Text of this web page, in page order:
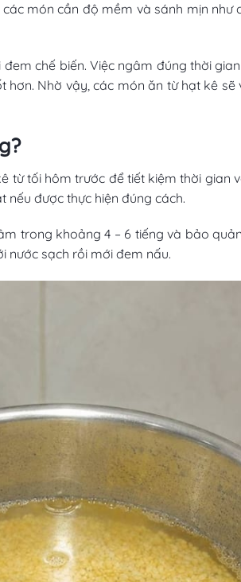
món cần độ mềm và sánh mịn như
chế biến. Việc ngâm đúng thời
Nhờ vậy, các món ăn từ hạt kê
từ tối hôm trước để tiết kiệm thời gian
được thực hiện đúng cách.
trong khoảng 4 – 6 tiếng và bảo
nước sạch rồi mới đem nấu.